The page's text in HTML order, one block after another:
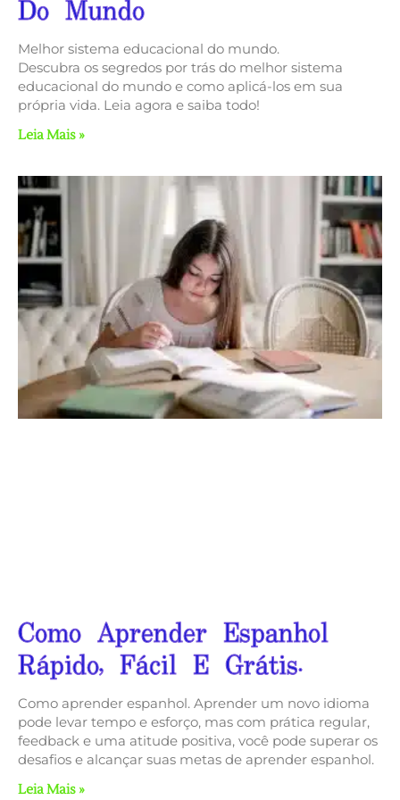
Do Mundo
Melhor sistema educacional do mundo.
Descubra os segredos por trás do melhor sistema
educacional do mundo e como aplicá-los em sua
própria vida. Leia agora e saiba todo!
Leia Mais »
Como Aprender Espanhol
Rápido, Fácil E Grátis.
Como aprender espanhol. Aprender um novo idioma
pode levar tempo e esforço, mas com prática regular,
feedback e uma atitude positiva, você pode superar os
desafios e alcançar suas metas de aprender espanhol.
Leia Mais »